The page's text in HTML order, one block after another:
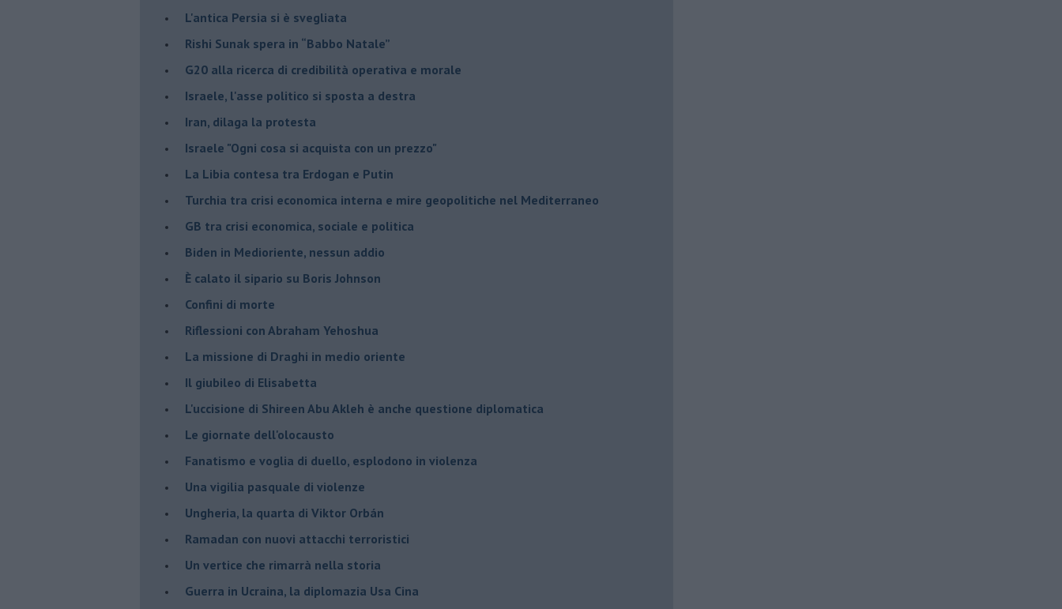
L'antica Persia si è svegliata
Rishi Sunak spera in “Babbo Natale”
G20 alla ricerca di credibilità operativa e morale
Israele, l'asse politico si sposta a destra
Iran, dilaga la protesta
Israele "Ogni cosa si acquista con un prezzo"
La Libia contesa tra Erdogan e Putin
Turchia tra crisi economica interna e mire geopolitiche nel Mediterraneo
GB tra crisi economica, sociale e politica
Biden in Medioriente, nessun addio
È calato il sipario su Boris Johnson
Confini di morte
Riflessioni con Abraham Yehoshua
La missione di Draghi in medio oriente
Il giubileo di Elisabetta
L'uccisione di Shireen Abu Akleh è anche questione diplomatica
Le giornate dell'olocausto
Fanatismo e voglia di duello, esplodono in violenza
Una vigilia pasquale di violenze
Ungheria, la quarta di Viktor Orbán
Ramadan con nuovi attacchi terroristici
Un vertice che rimarrà nella storia
Guerra in Ucraina, la diplomazia Usa Cina